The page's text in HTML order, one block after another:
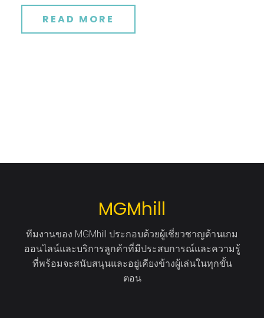
READ MORE
MGMhill
ทีมงานของ MGMhill ประกอบด้วยผู้เชี่ยวชาญด้านเกม
ออนไลน์และบริการลูกค้าที่มีประสบการณ์และความรู้
ที่พร้อมจะสนับสนุนและอยู่เคียงข้างผู้เล่นในทุกขั้น
ตอน